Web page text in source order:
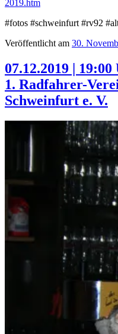
2019.htm
#fotos #schweinfurt #rv92
Veröffentlicht am 30.
07.12.2019 |
1. Radfahrer-
Schweinfurt e. V.